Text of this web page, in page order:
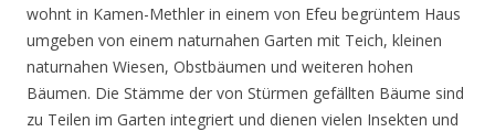
wohnt in Kamen-Methler in einem von Efeu begrüntem Haus
umgeben von einem naturnahen Garten mit Teich, kleinen
naturnahen Wiesen, Obstbäumen und weiteren hohen
Bäumen. Die Stämme der von Stürmen gefällten Bäume sind
zu Teilen im Garten integriert und dienen vielen Insekten und